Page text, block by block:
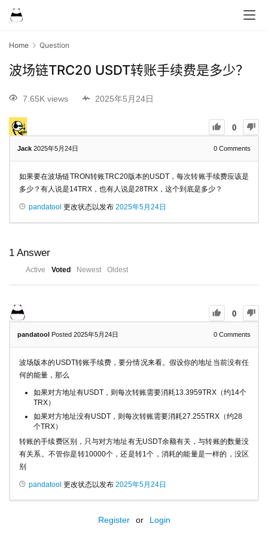
Home Question
波场链TRC20 USDT转账手续费是多少？
7.65K views 2025年5月24日
0
Jack 2025年5月24日 0 Comments
如果要在波场链TRON转账TRC20版本的USDT，每次转账手续费应该是
多少？有人说是14TRX，也有人说是28TRX，这个到底是多少？
pandatool 更改状态以发布 2025年5月24日
1 Answer
Active Voted Newest Oldest
0
pandatool Posted 2025年5月24日 0 Comments
波场版本的USDT转账手续费，要分情况来看。假设你的地址当前没有任
何的能量，那么
如果对方地址有USDT，则每次转账需要消耗13.3959TRX（约14个
TRX）
如果对方地址没有USDT，则每次转账需要消耗27.255TRX（约28
个TRX）
转账的手续费区别，只与对方地址有无USDT余额有关，与转账的数量没
有关系。不管你是转10000个，还是转1个，消耗的能量是一样的，没区
别
pandatool 更改状态以发布 2025年5月24日
Register or Login